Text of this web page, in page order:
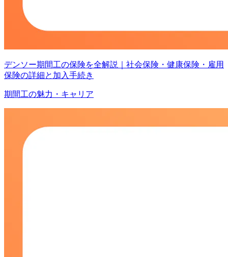
デンソー期間工の保険を全解説｜社会保険・健康保険・雇用
保険の詳細と加入手続き
期間工の魅力・キャリア